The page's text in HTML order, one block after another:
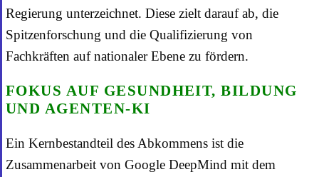
Regierung unterzeichnet. Diese zielt darauf ab, die
Spitzenforschung und die Qualifizierung von
Fachkräften auf nationaler Ebene zu fördern.
FOKUS AUF GESUNDHEIT, BILDUNG
UND AGENTEN-KI
Ein Kernbestandteil des Abkommens ist die
Zusammenarbeit von Google DeepMind mit dem